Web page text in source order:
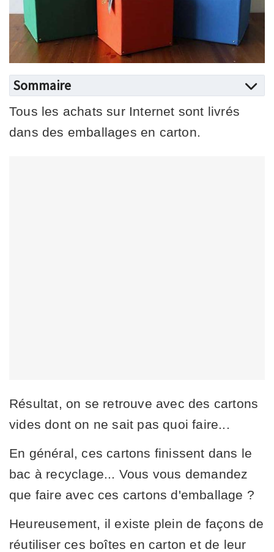
Sommaire
Tous les achats sur Internet sont livrés
dans des emballages en carton.
Résultat, on se retrouve avec des cartons
vides dont on ne sait pas quoi faire...
En général, ces cartons finissent dans le
bac à recyclage... Vous vous demandez
que faire avec ces cartons d'emballage ?
Heureusement, il existe plein de façons de
réutiliser ces boîtes en carton et de leur